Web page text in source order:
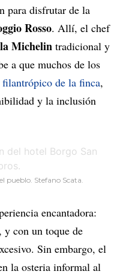
para disfrutar de la
Rosso. Allí, el chef
Michelin tradicional y
a que muchos de los
filantrópico de la finca,
y la inclusión
pueblo. Stefano Scata.
encantadora:
y con un toque de
Sin embargo, el
la osteria informal al